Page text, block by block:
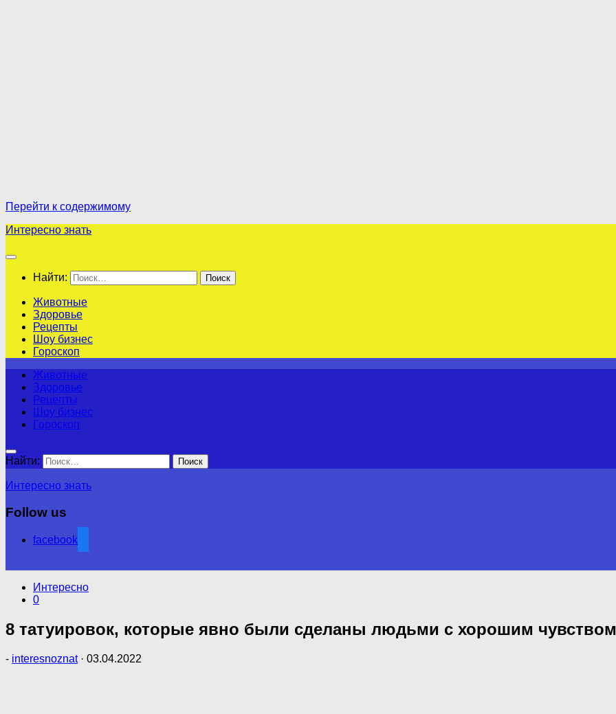
Перейти к содержимому
Интересно знать
Найти:
Животные
Здоровье
Рецепты
Шоу бизнес
Гороскоп
Животные
Здоровье
Рецепты
Шоу бизнес
Гороскоп
Найти:
Интересно знать
Follow us
facebook
Интересно
0
8 татуировок, которые явно были сделаны людьми с хорошим чувством
- interesnoznat · 03.04.2022